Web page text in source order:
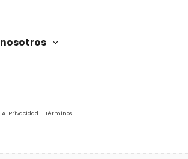
Privacidad - Términos